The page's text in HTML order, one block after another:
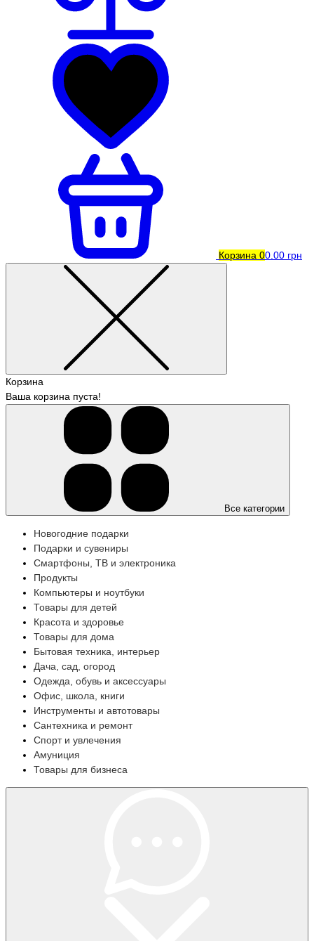
Корзина 00.00 грн
Корзина
Ваша корзина пуста!
Все категории
Новогодние подарки
Подарки и сувениры
Смартфоны, ТВ и электроника
Продукты
Компьютеры и ноутбуки
Товары для детей
Красота и здоровье
Товары для дома
Бытовая техника, интерьер
Дача, сад, огород
Одежда, обувь и аксессуары
Офис, школа, книги
Инструменты и автотовары
Сантехника и ремонт
Спорт и увлечения
Амуниция
Товары для бизнеса